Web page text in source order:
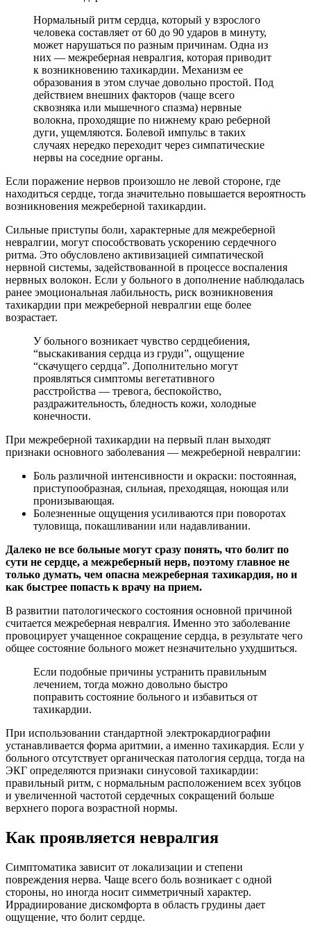
Нормальный ритм сердца, который у взрослого
человека составляет от 60 до 90 ударов в минуту,
может нарушаться по разным причинам. Одна из
них — межреберная невралгия, которая приводит
к возникновению тахикардии. Механизм ее
образования в этом случае довольно простой. Под
действием внешних факторов (чаще всего
сквозняка или мышечного спазма) нервные
волокна, проходящие по нижнему краю реберной
дуги, ущемляются. Болевой импульс в таких
случаях нередко переходит через симпатические
нервы на соседние органы.
Если поражение нервов произошло не левой стороне, где
находиться сердце, тогда значительно повышается вероятность
возникновения межреберной тахикардии.
Сильные приступы боли, характерные для межреберной
невралгии, могут способствовать ускорению сердечного
ритма. Это обусловлено активизацией симпатической
нервной системы, задействованной в процессе воспаления
нервных волокон. Если у больного в дополнение наблюдалась
ранее эмоциональная лабильность, риск возникновения
тахикардии при межреберной невралгии еще более
возрастает.
У больного возникает чувство сердцебиения,
“выскакивания сердца из груди”, ощущение
“скачущего сердца”. Дополнительно могут
проявляться симптомы вегетативного
расстройства — тревога, беспокойство,
раздражительность, бледность кожи, холодные
конечности.
При межреберной тахикардии на первый план выходят
признаки основного заболевания — межреберной невралгии:
Боль различной интенсивности и окраски: постоянная,
приступообразная, сильная, преходящая, ноющая или
пронизывающая.
Болезненные ощущения усиливаются при поворотах
туловища, покашливании или надавливании.
Далеко не все больные могут сразу понять, что болит по
сути не сердце, а межреберный нерв, поэтому главное не
только думать, чем опасна межреберная тахикардия, но и
как быстрее попасть к врачу на прием.
В развитии патологического состояния основной причиной
считается межреберная невралгия. Именно это заболевание
провоцирует учащенное сокращение сердца, в результате чего
общее состояние больного может незначительно ухудшиться.
Если подобные причины устранить правильным
лечением, тогда можно довольно быстро
поправить состояние больного и избавиться от
тахикардии.
При использовании стандартной электрокардиографии
устанавливается форма аритмии, а именно тахикардия. Если у
больного отсутствует органическая патология сердца, тогда на
ЭКГ определяются признаки синусовой тахикардии:
правильный ритм, с нормальным расположением всех зубцов
и увеличенной частотой сердечных сокращений больше
верхнего порога возрастной нормы.
Как проявляется невралгия
Симптоматика зависит от локализации и степени
повреждения нерва. Чаще всего боль возникает с одной
стороны, но иногда носит симметричный характер.
Иррадиирование дискомфорта в область грудины дает
ощущение, что болит сердце.